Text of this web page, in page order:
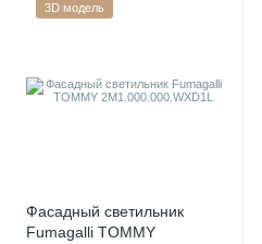
3D модель
Фасадный светильник
Fumagalli TOMMY